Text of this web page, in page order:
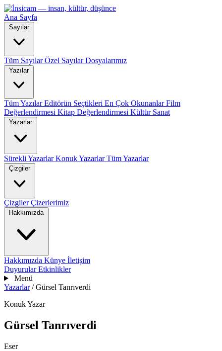
Ana Sayfa
Sayılar
Tüm SayılarÖzel SayılarDosyalarımız
Yazılar
Tüm YazılarEditörün Seçtikleri En Çok OkunanlarFilm
Değerlendirmesi Kitap Değerlendirmesi Kültür Sanat
Yazarlar
Sürekli YazarlarKonuk YazarlarTüm Yazarlar
Çizgiler
ÇizgilerÇizerlerimiz
Hakkımızda
Hakkımızda Künye İletişim
DuyurularEtkinlikler
Menü
Yazarlar / Gürsel Tanrıverdi
Konuk Yazar
Gürsel Tanrıverdi
Eser